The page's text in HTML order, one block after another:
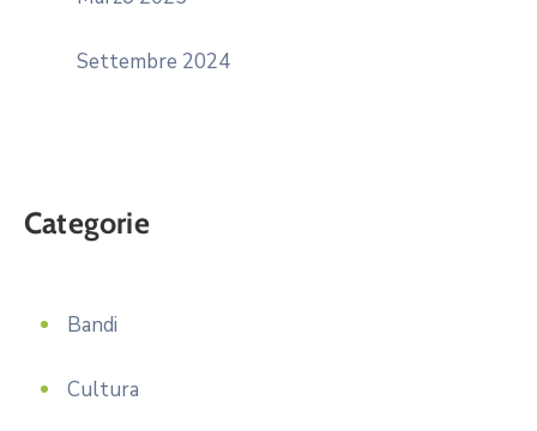
Settembre 2024
Categorie
Bandi
Cultura